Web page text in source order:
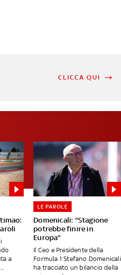
CLICCA QUI
a
Domenicali: "Stagione
potrebbe finire in
Europa"
LE PAROLE
Il Ceo e Presidente della
Formula 1 Stefano Domenicali
ha tracciato un bilancio della